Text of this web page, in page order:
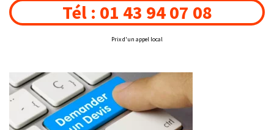
Tél : 01 43 94 07 08
Prix d'un appel local